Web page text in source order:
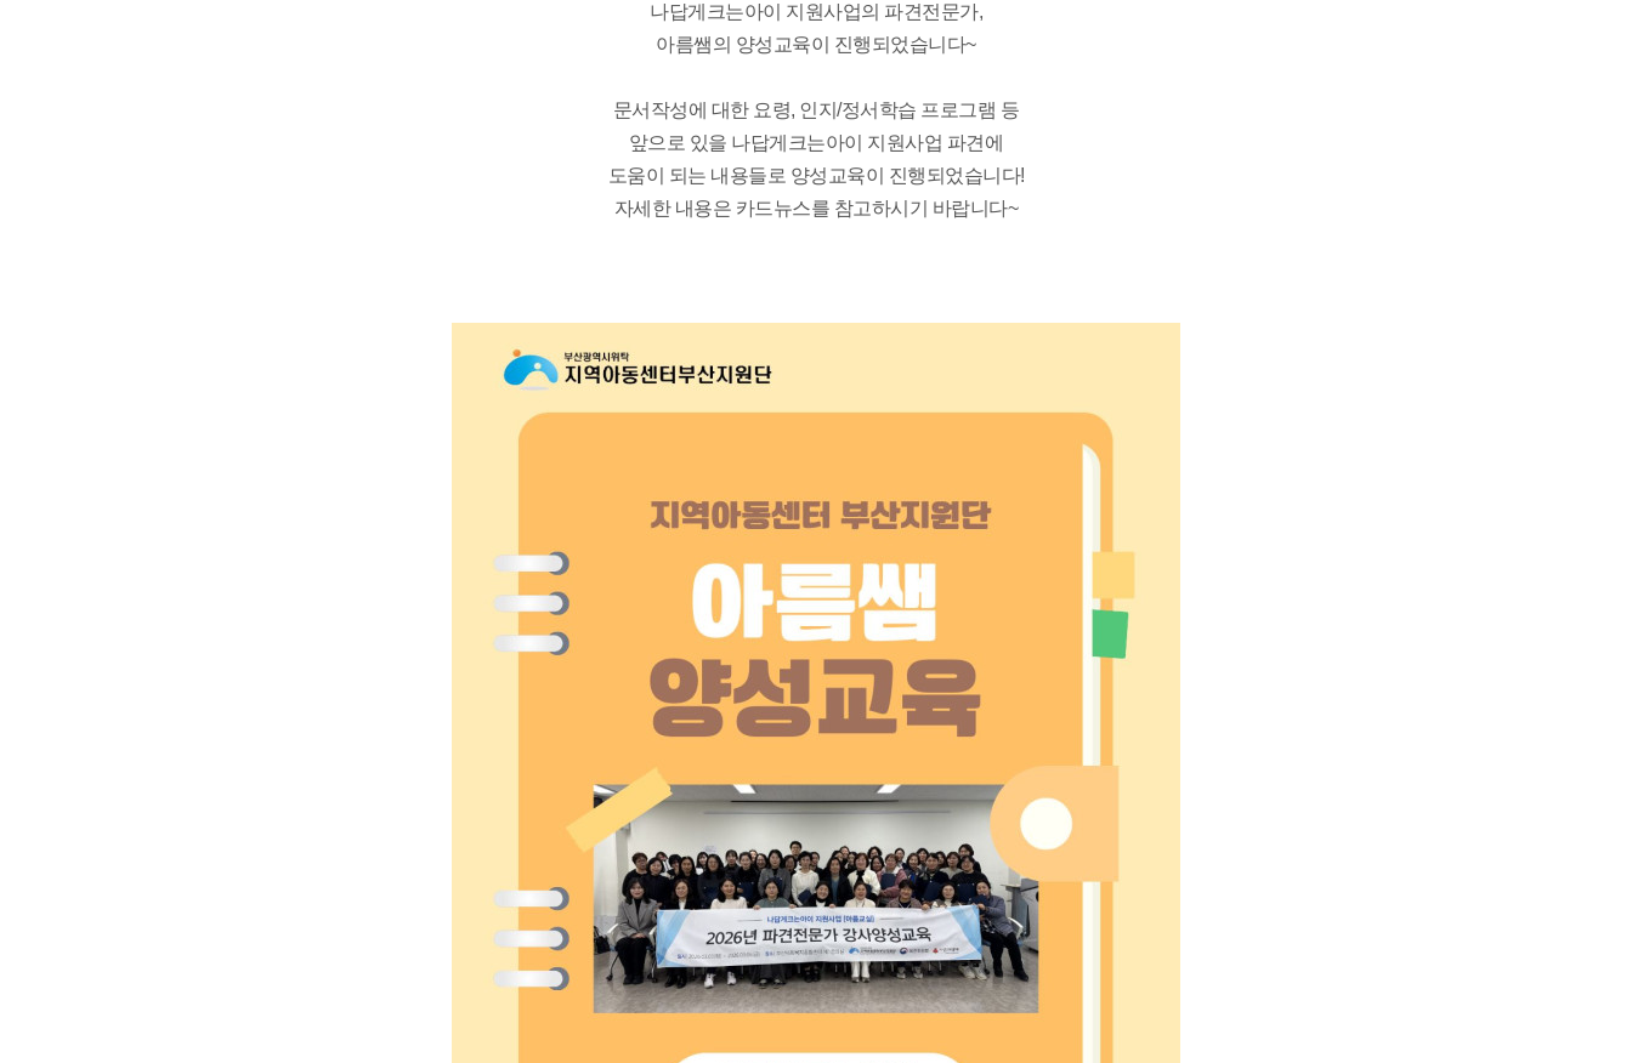
나답게크는아이 지원사업의 파견전문가,
아름쌤의 양성교육이 진행되었습니다~
문서작성에 대한 요령, 인지/정서학습 프로그램 등
앞으로 있을 나답게크는아이 지원사업 파견에
도움이 되는 내용들로 양성교육이 진행되었습니다!
자세한 내용은 카드뉴스를 참고하시기 바랍니다~